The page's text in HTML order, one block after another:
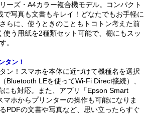
ーズ・A4カラー複合機モデル。コンパクト
で写真も文書もキレイ！どなたでもお手軽に
らに、使うときのこともトコトン考えた前
使う用紙を2種類セット可能で、棚にもスッ
。
タン！
ン！スマホを本体に近づけて機種名を選択
Bluetooth LEを使ってWi-Fi Direct接続）、
にも対応。また、アプリ「Epson Smart
マホからプリンターの操作も可能になりま
PDFの文書や写真など、思い立ったらすぐ